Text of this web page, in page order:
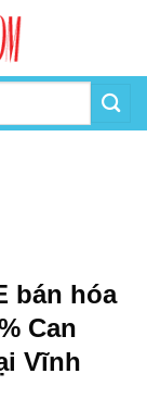
bán hóa
Can
Vĩnh